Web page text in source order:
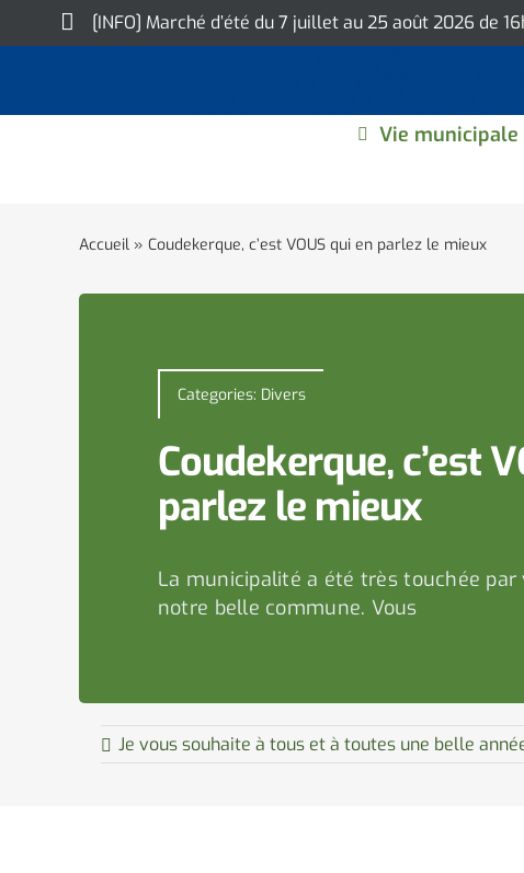
to
[INFO] Marché d’été du 7 juillet au 25 août 2026 de
Vie municipale
Accueil» Coudekerque, c’est VOUS qui en parlez le mieux
Categories: Divers
Coudekerque, c’est
parlez le mieux
La municipalité a été très touchée
notre belle commune. Vous
Je vous souhaite à tous et à toutes une belle